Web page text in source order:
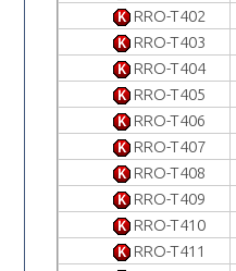
RRO-T402
RRO-T403
RRO-T404
RRO-T405
RRO-T406
RRO-T407
RRO-T408
RRO-T409
RRO-T410
RRO-T411